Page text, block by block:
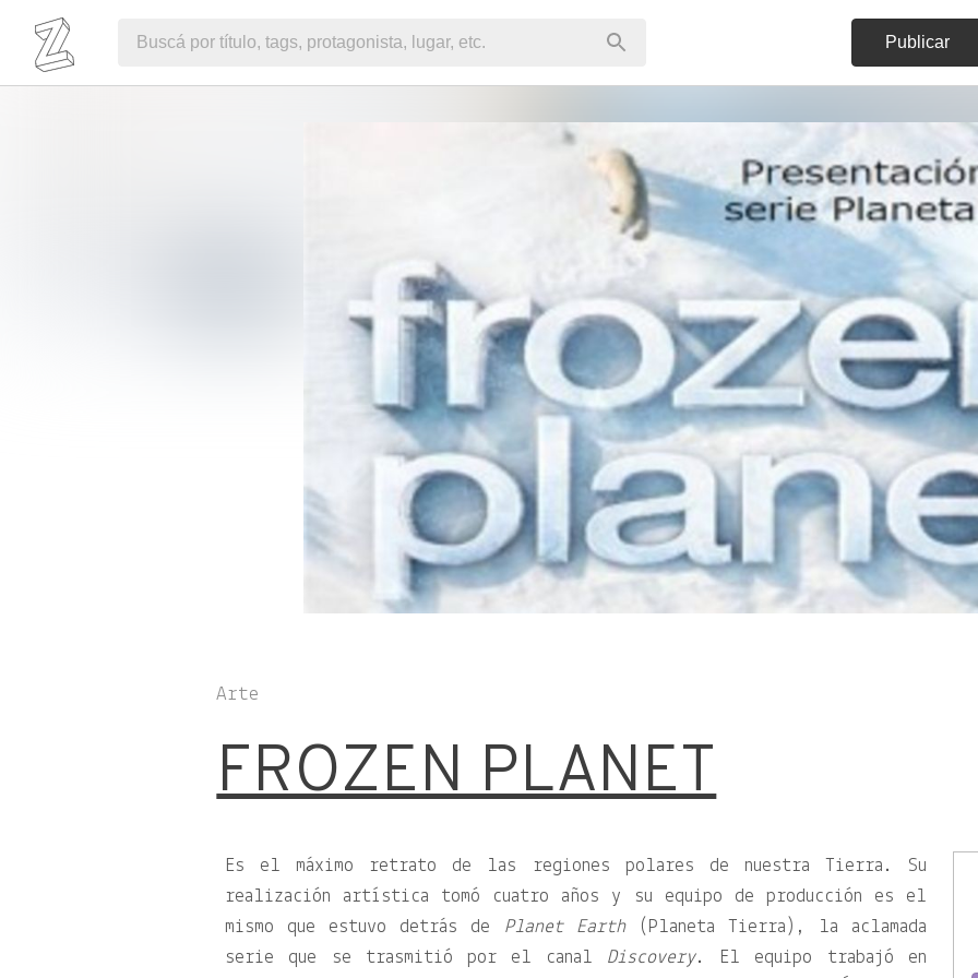
Publicar
Arte
FROZEN PLANET
Es el máximo retrato de las regiones polares de nuestra Tierra. Su
realización artística tomó cuatro años y su equipo de producción es el
mismo que estuvo detrás de Planet Earth(Planeta Tierra), la aclamada
serie que se trasmitió por el canal Discovery. El equipo trabajó en